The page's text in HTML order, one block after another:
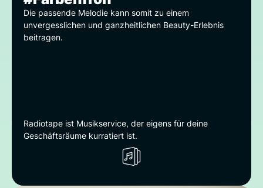
Die passende Melodie kann somit zu einem
unvergesslichen und ganzheitlichen Beauty-Erlebnis
beitragen.
Radiotape ist Musikservice, der eigens für deine
Geschäftsräume kurratiert ist.